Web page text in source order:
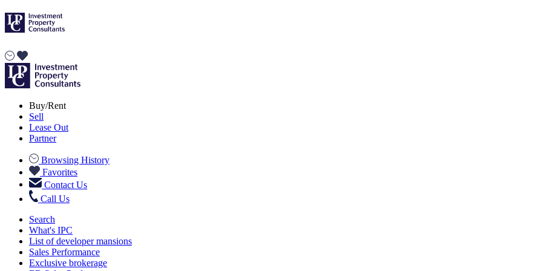
Buy/Rent
Sell
Lease Out
Partner
Browsing History
Favorites
Contact Us
Call Us
Search
What's IPC
List of developer mansions
Sales Performance
Exclusive brokerage